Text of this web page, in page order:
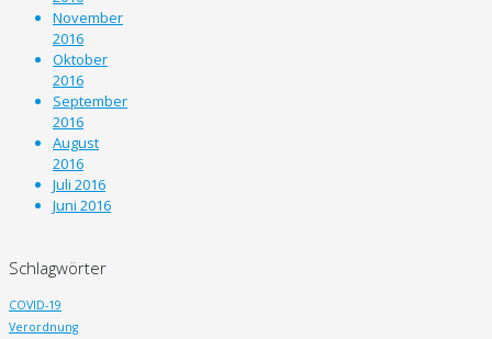
November
2016
Oktober
2016
September
2016
August
2016
Juli 2016
Juni 2016
Schlagwörter
COVID-19
Verordnung